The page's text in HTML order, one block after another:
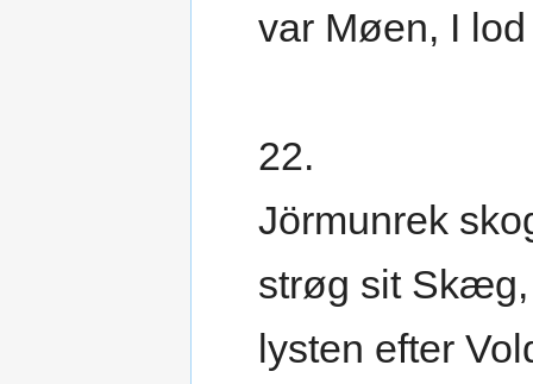
var Møen, I
22.
Jörmunrek
strøg sit Skæg,
lysten efter